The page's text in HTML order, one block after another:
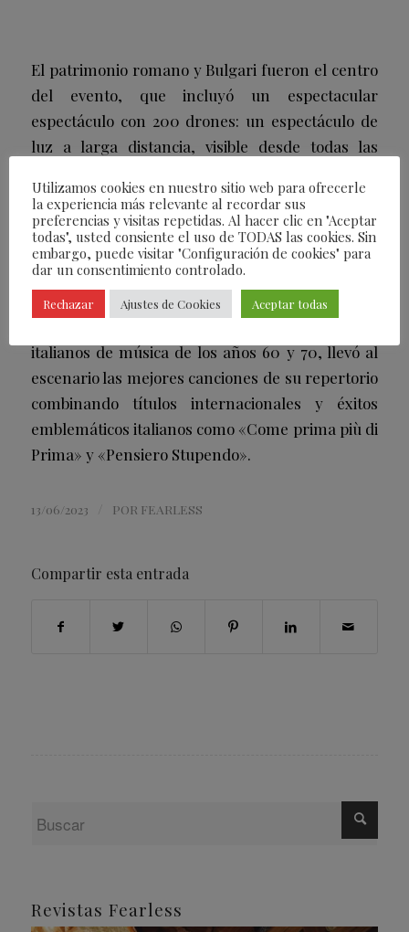
El patrimonio romano y Bulgari fueron el centro
del evento, que incluyó un espectacular
espectáculo con 200 drones: un espectáculo de
luz a larga distancia, visible desde todas las
huella indeleble en el cielo de Roma para ser
visto desde lejos.
Tras el espectáculo, el cantante Alessandro
italianos de música de los años 60 y 70, llevó al
escenario las mejores canciones de su repertorio
combinando títulos internacionales y éxitos
emblemáticos italianos como «Come prima più di
Prima» y «Pensiero Stupendo».
13/06/2023 POR FEARLESS
Compartir esta entrada
Revistas Fearless
Utilizamos cookies en nuestro sitio web para ofrecerle
la experiencia más relevante al recordar sus
preferencias y visitas repetidas. Al hacer clic en "Aceptar
todas", usted consiente el uso de TODAS las cookies. Sin
embargo, puede visitar "Configuración de cookies" para
dar un consentimiento controlado.
Rechazar Ajustes de Cookies Aceptar todas